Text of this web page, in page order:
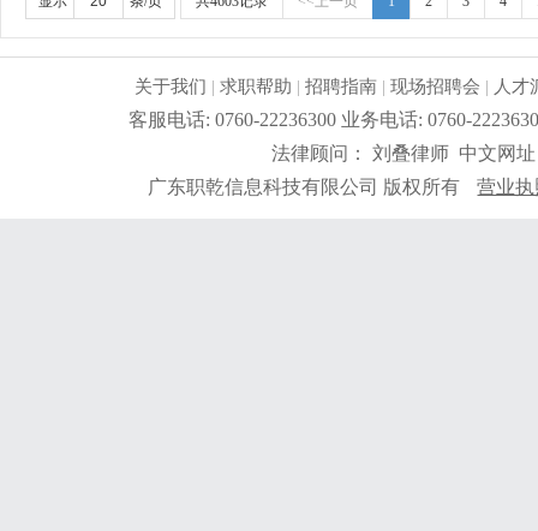
关于我们 |求职帮助 |招聘指南 |现场招聘会 | 人才
客服电话: 0760-22236300 业务电话: 0760-
法律顾问： 刘叠律师 中文网
广东职乾信息科技有限公司 版权所有
营业